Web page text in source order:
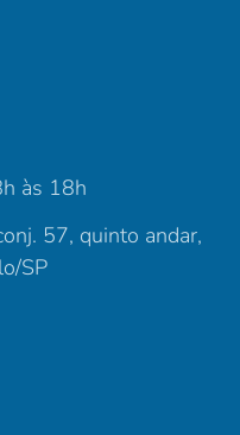
às 18h
57, quinto andar,
SP